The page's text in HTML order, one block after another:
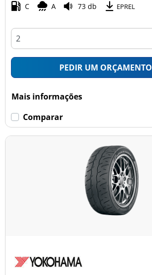
C A 73 db EPREL
PEDIR UM ORÇAMENTO
Mais informações
Comparar